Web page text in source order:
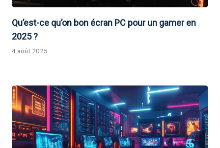
Qu’est-ce qu’on bon écran PC pour un gamer en
2025 ?
4 août 2025